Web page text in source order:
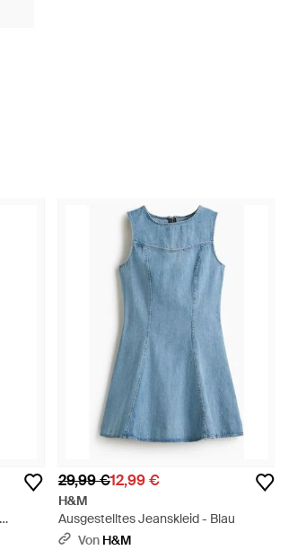
29,99 €12,99 €
H&M
Ausgestelltes Jeanskleid - Blau
Von H&M